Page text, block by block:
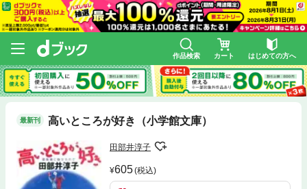
作品検索 カート はじめての方へ
最新刊 高いところが好き（小学館文庫）
田部井淳子
605(税込)